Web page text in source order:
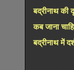
बद्रीनाथ की
कब जाना
बद्रीनाथ में